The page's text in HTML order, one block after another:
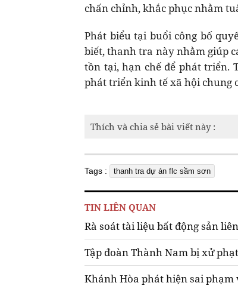
chấn chỉnh, khắc phục nhằm
Phát biểu tại buổi công bố
biết, thanh tra này nhằm giúp
tồn tại, hạn chế để phát triển.
phát triển kinh tế xã hội chung
Thích và chia sẻ bài viết này :
Tags : thanh tra dự án flc sầm sơn
TIN LIÊN QUAN
Rà soát tài liệu bất động sản
Tập đoàn Thành Nam bị xử
Khánh Hòa phát hiện sai